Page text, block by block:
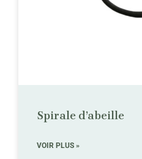
Spirale d’abeille
VOIR PLUS »